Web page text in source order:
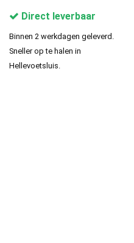
Direct leverbaar
Binnen 2 werkdagen geleverd.
Sneller op te halen in
Hellevoetsluis.